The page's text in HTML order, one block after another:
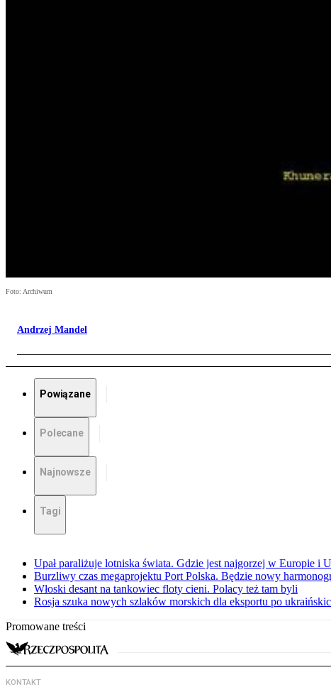
Foto: Archiwum
Andrzej Mandel
Powiązane
Polecane
Najnowsze
Tagi
Upał paraliżuje lotniska świata. Gdzie jest najgorzej w Europie i
Burzliwy czas megaprojektu Port Polska. Będzie nowy
Włoski desant na tankowiec floty cieni. Polacy też tam byli
Rosja szuka nowych szlaków morskich dla eksportu po
Promowane treści
KONTAKT